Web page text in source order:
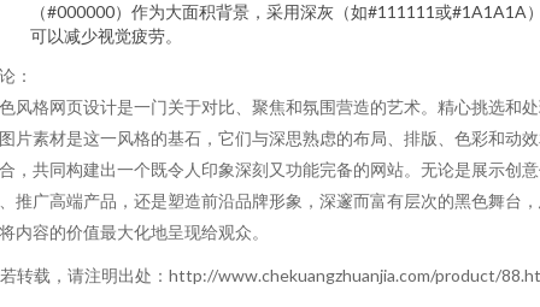
（#000000）作为大面积背景，采用深灰（如#111111或#1A1A1A
可以减少视觉疲劳。
：
风格网页设计是一门关于对比、聚焦和氛围营造的艺术。精心挑选和
片素材是这一风格的基石，它们与深思熟虑的布局、排版、色彩和动
，共同构建出一个既令人印象深刻又功能完备的网站。无论是展示创
推广高端产品，还是塑造前沿品牌形象，深邃而富有层次的黑色舞台
内容的价值最大化地呈现给观众。
转载，请注明出处：http://www.chekuangzhuanjia.com/product/